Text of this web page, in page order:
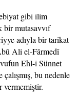
gibi ilim
bir mutasavvıf
adıyla bir tarikat
Ali el-Fârmedî
Ehl-i Sünnet
bu nedenle
vermemiştir.